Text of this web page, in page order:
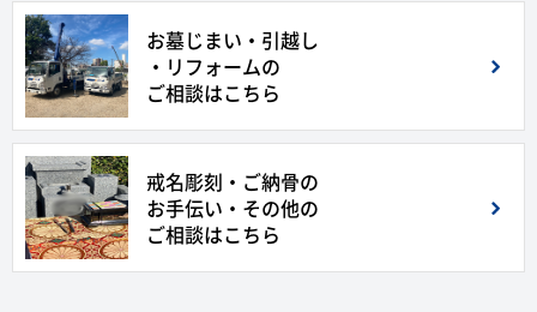
お墓じまい・引越し
・リフォームの
ご相談はこちら
戒名彫刻・ご納骨の
お手伝い・その他の
ご相談はこちら